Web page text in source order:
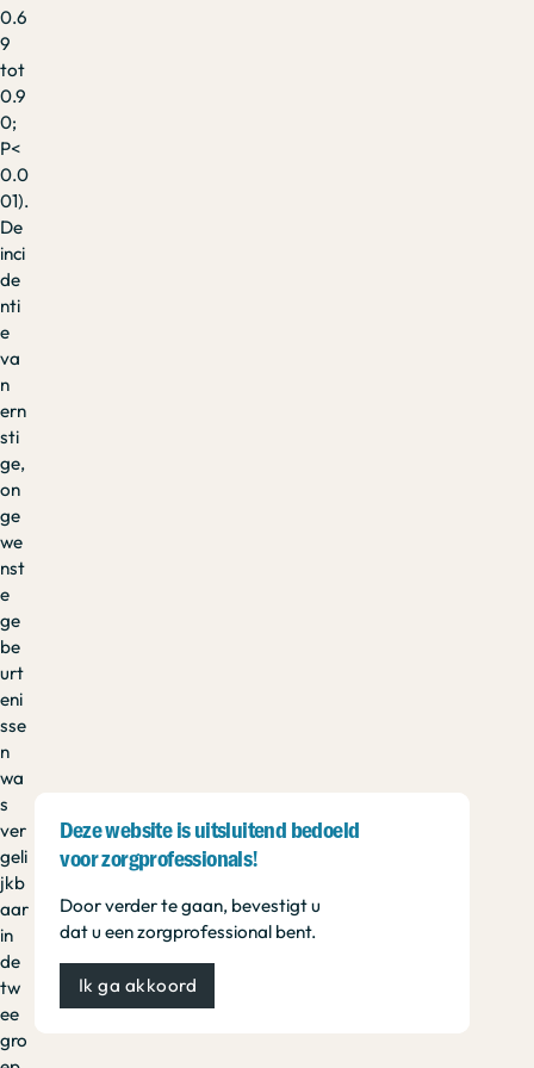
0.6
9
tot
0.9
0;
P<
0.0
01).
De
inci
de
nti
e
va
n
ern
sti
ge,
on
ge
we
nst
e
ge
be
urt
eni
sse
n
wa
s
ver
geli
jkb
aar
in
de
tw
ee
gro
Deze website is uitsluitend bedoeld
voor zorgprofessionals!
Door verder te gaan, bevestigt u
dat u een zorgprofessional bent.
Ik ga akkoord